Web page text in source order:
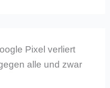
Pixel verliert
alle und zwar